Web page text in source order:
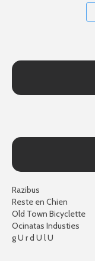
Razibus
Reste en Chien
Old Town Bicyclette
Ocinatas Industies
g U r d U l U